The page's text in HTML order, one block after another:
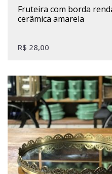
fruteira com borda rendada
cerâmica amarela
R$ 28,00